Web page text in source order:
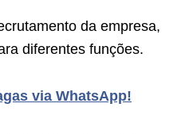
da empresa,
diferentes funções.
via WhatsApp!